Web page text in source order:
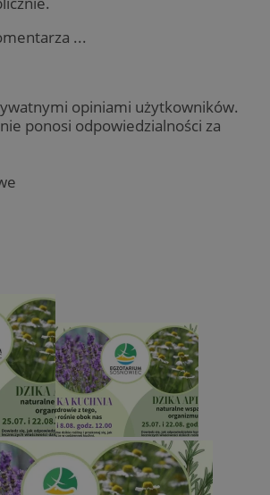
...
opiniami użytkowników.
ponosi odpowiedzialności za